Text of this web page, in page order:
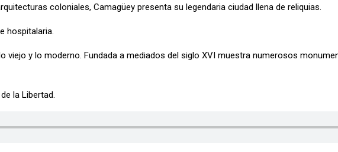
coloniales, Camagüey presenta su legendaria ciudad llena de reliquias.
hospitalaria.
viejo y lo moderno. Fundada a mediados del siglo XVI muestra numerosos
la Libertad.